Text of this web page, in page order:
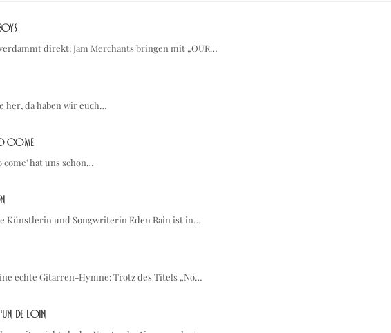
direkt: Jam Merchants bringen mit „OUR…
her, da haben wir euch…
come
come' hat uns schon…
Künstlerin und Songwriterin Eden Rain ist in…
echte Gitarren-Hymne: Trotz des Titels „No…
de loin